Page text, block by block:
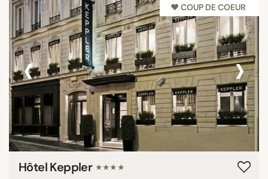
♥︎ COUP DE COEUR
‹ ›
Hôtel Keppler ★★★★